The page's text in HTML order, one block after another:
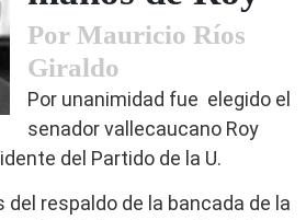
Por Mauricio Ríos
Giraldo
Por unanimidad fue elegido el
senador vallecaucano Roy
del Partido de la U.
del respaldo de la bancada de la